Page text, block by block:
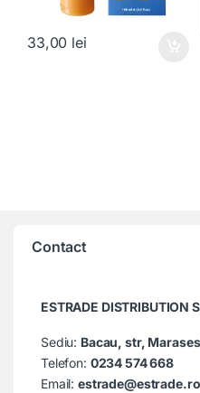
33,00 lei
Contact
ESTRADE DISTRIBUTION
Sediu: Bacau, str,
Telefon: 0234 574 668
Email:estrade@estrade.ro